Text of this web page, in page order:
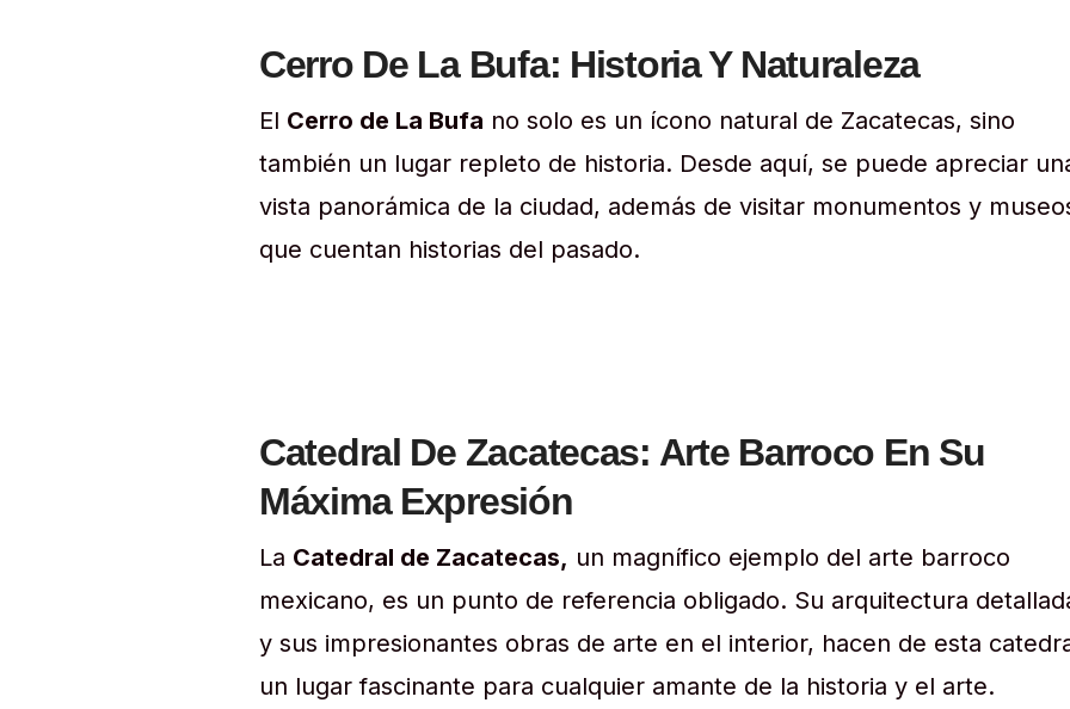
Cerro De La Bufa: Historia Y Naturaleza
El Cerro de La Bufa no solo es un ícono natural de Zacatecas, sino
también un lugar repleto de historia. Desde aquí, se puede apreciar
vista panorámica de la ciudad, además de visitar monumentos y
que cuentan historias del pasado.
Catedral De Zacatecas: Arte Barroco En Su
Máxima Expresión
La Catedral de Zacatecas, un magnífico ejemplo del arte barroco
mexicano, es un punto de referencia obligado. Su arquitectura
y sus impresionantes obras de arte en el interior, hacen de esta
un lugar fascinante para cualquier amante de la historia y el arte.